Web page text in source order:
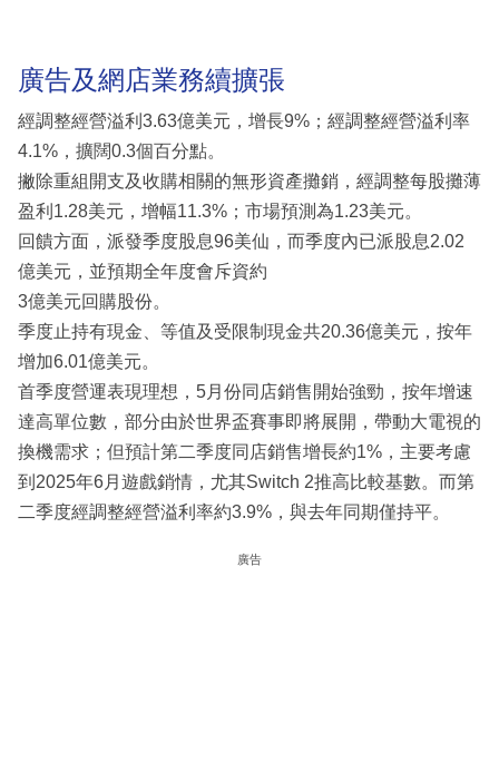
廣告及網店業務續擴張
經調整經營溢利3.63億美元，增長9%；經調整經營溢利率
4.1%，擴闊0.3個百分點。
撇除重組開支及收購相關的無形資產攤銷，經調整每股攤薄
盈利1.28美元，增幅11.3%；市場預測為1.23美元。
回饋方面，派發季度股息96美仙，而季度內已派股息2.02
億美元，並預期全年度會斥資約
3億美元回購股份。
季度止持有現金、等值及受限制現金共20.36億美元，按年
增加6.01億美元。
首季度營運表現理想，5月份同店銷售開始強勁，按年增速
達高單位數，部分由於世界盃賽事即將展開，帶動大電視的
換機需求；但預計第二季度同店銷售增長約1%，主要考慮
到2025年6月遊戲銷情，尤其Switch 2推高比較基數。而第
二季度經調整經營溢利率約3.9%，與去年同期僅持平。
廣告